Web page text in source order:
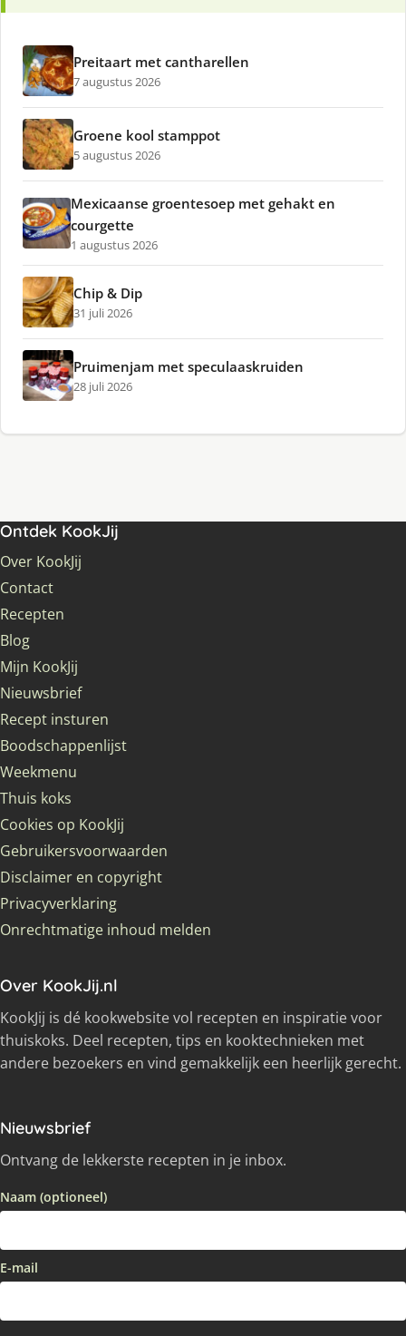
Preitaart met cantharellen
7 augustus 2026
Groene kool stamppot
5 augustus 2026
Mexicaanse groentesoep met gehakt en
courgette
1 augustus 2026
Chip & Dip
31 juli 2026
Pruimenjam met speculaaskruiden
28 juli 2026
Ontdek KookJij
Over KookJij
Contact
Recepten
Blog
Mijn KookJij
Nieuwsbrief
Recept insturen
Boodschappenlijst
Weekmenu
Thuis koks
Cookies op KookJij
Gebruikersvoorwaarden
Disclaimer en copyright
Privacyverklaring
Onrechtmatige inhoud melden
Over KookJij.nl
KookJij is dé kookwebsite vol recepten en inspiratie voor
thuiskoks. Deel recepten, tips en kooktechnieken met
andere bezoekers en vind gemakkelijk een heerlijk gerecht.
Nieuwsbrief
Ontvang de lekkerste recepten in je inbox.
Naam (optioneel)
E-mail